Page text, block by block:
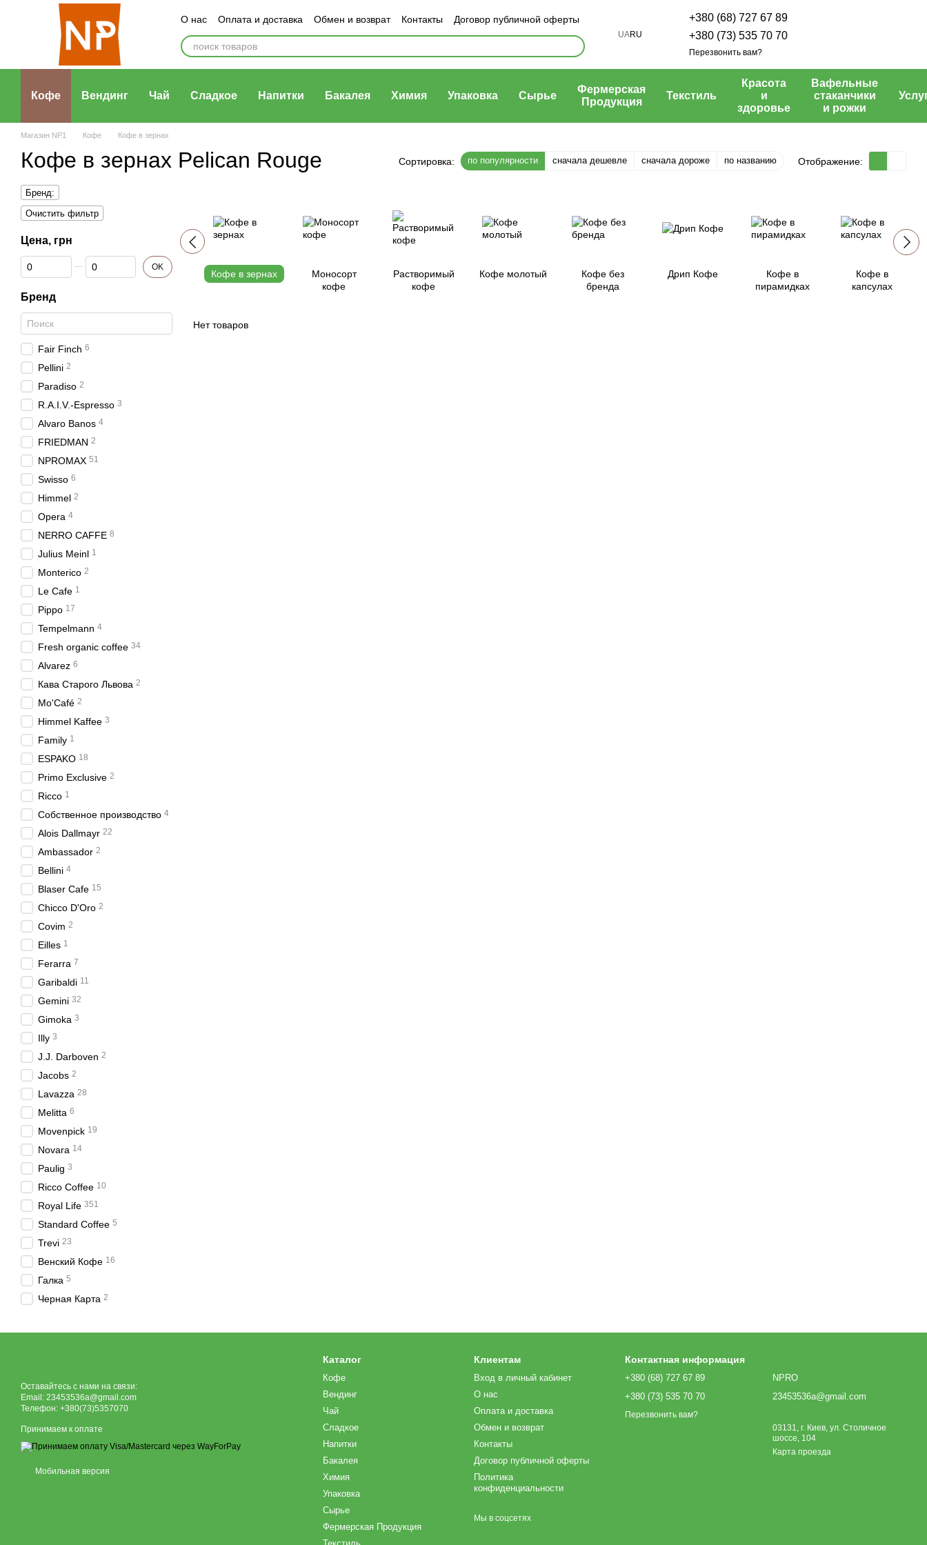
Перейти к основному контенту
О нас Оплата и доставка Обмен и возврат Контакты
Договор публичной оферты
Политика конфиденциальности
UARU
+380 (68) 727 67 89
+380 (73) 535 70 70
Перезвонить вам?
Кофе Вендинг Чай Сладкое Напитки Бакалея Химия Упаковка Сырье
Фермерская
Продукция
Текстиль
Красота
и
здоровье
Вафельные
стаканчики
и рожки
Магазин NP1 Кофе Кофе в зернах
Кофе в зернах Pelican Rouge Сортировка: по популярности сначала дешевле сначала дороже по названию Отображение:
Кофе в зернах
Моносорт
кофе
Растворимый
кофе
Кофе молотый
Кофе без
бренда
Дрип Кофе
Кофе в
пирамидках
Кофе в
капсулах
Нет товаров
Бренд:
Очистить фильтр
Цена, грн
От Цена, грн
До Цена, грн OK
Бренд
Fair Finch 6
Pellini 2
Paradiso 2
R.A.I.V.-Espresso 3
Alvaro Banos 4
FRIEDMAN 2
NPROMAX 51
Swisso 6
Himmel 2
Opera 4
NERRO CAFFE⁩ 8
Julius Meinl 1
Monterico 2
Le Cafe 1
Pippo 17
Tempelmann 4
Fresh organic coffee 34
Alvarez 6
Кава Старого Львова 2
Mo'Café 2
Himmel Kaffee 3
Family 1
ESPAKO 18
Primo Exclusive 2
Ricco 1
Собственное производство 4
Alois Dallmayr 22
Ambassador 2
Bellini 4
Blaser Cafe 15
Chicco D'Oro 2
Covim 2
Eilles 1
Ferarra 7
Garibaldi 11
Gemini 32
Gimoka 3
Illy 3
J.J. Darboven 2
Jacobs 2
Lavazza 28
Melitta 6
Movenpick 19
Novara 14
Paulig 3
Ricco Coffee 10
Royal Life 351
Standard Coffee 5
Trevi 23
Венский Кофе 16
Галка 5
Черная Карта 2
Оставайтесь с нами на связи:
Email: 23453536a@gmail.com
Телефон: +380(73)5357070
Принимаем к оплате
Мобильная версия
Каталог
Кофе
Вендинг
Чай
Сладкое
Напитки
Бакалея
Химия
Упаковка
Сырье
Фермерская Продукция
Клиентам
Вход в личный кабинет
О нас
Оплата и доставка
Обмен и возврат
Контакты
Договор публичной оферты
Политика
конфиденциальности
Мы в соцсетях
Контактная информация
+380 (68) 727 67 89
+380 (73) 535 70 70
Перезвонить вам?
NPRO
23453536a@gmail.com
03131, г. Киев, ул. Столичное
шоссе, 104
Карта проезда